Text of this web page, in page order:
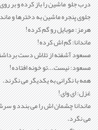
درب جلو ماشين را باز کرده و بر
جلوی پنجره ماشين به دخترها و
هرمز: موبايل رو گم کرده!
ماندانا: گم اش کرده!
مسعود آشفته از تلاش دست
مسعود: نیست...تو خونه افتاده!
همه با نگرانی به يکديگر می نگرند.
غزل: ای وای!
ماندانا چشمان اش را می بندد و
می نگرد.